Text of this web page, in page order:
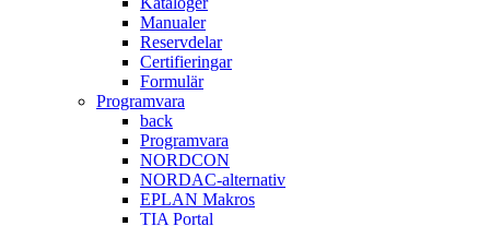
Manualer
Reservdelar
Certifieringar
Formulär
Programvara
back
Programvara
NORDCON
NORDAC-alternativ
EPLAN Makros
TIA Portal